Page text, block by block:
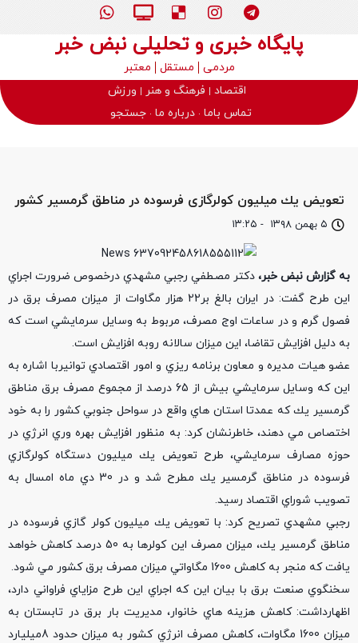
پایگاه خبری و تحلیلی نبض خبر
مردمی مستقل
معتبر
اقتصاد
فرهنگ و هنر
ورزش
تماس باما درباره ما جستجو
۵ بهمن ۱۳۹۸ - ۱۳:۲۵
تعویض یك میلیون كولرگازی فرسوده در مناطق گرمسیر كشور
به گزارش نبض خبر، دكتر مصطفي رجبي مشهدي درخصوص ضرورت اجراي
اين طرح گفت: در ايران بالغ بر22 هزار مگاوات از ميزان مصرف برق در
فصول گرم و در ساعات اوج مصرف، مربوط به وسايل سرمايشي است كه
به دليل افزايش تقاضا، اين ميزان سالانه روبه افزايش است.
عضو هيات مديره و معاون برنامه ريزي و امور اقتصادي توانيربا اشاره به
اين كه وسايل سرمايشي بيش از 65 درصد از مجموع مصرف برق مناطق
گرمسير يك كه عمدتا استان هاي واقع در سواحل جنوبي كشور را به خود
اختصاص مي دهند، خاطرنشان كرد: به منظور افزايش بهره وري انرژي در
حوزه مصارف سرمايشي، طرح تعويض يك ميليون دستگاه كولرگازي
فرسوده در مناطق گرمسير يك مطرح شد و در 30 دي ماه امسال به
تصويب شوراي اقتصاد رسيد.
رجبي مشهدي تصريح كرد: با تعويض يك ميليون كولر گازي فرسوده در
مناطق گرمسير يك، ميزان مصرف اين كولرها به 50 درصد كاهش خواهد
يافت كه منجر به كاهش 1600 مگاواتي ميزان مصرف برق كشور مي شود.
سخنگوي صنعت برق با بيان اين كه اجراي اين طرح مزاياي فراواني دارد،
اظهارداشت: كاهش هزينه هاي خانوار، مديريت بار برق در تابستان به
ميزان 1600 مگاوات، كاهش مصرف انرژي كشور به ميزان حدود 8ميليارد